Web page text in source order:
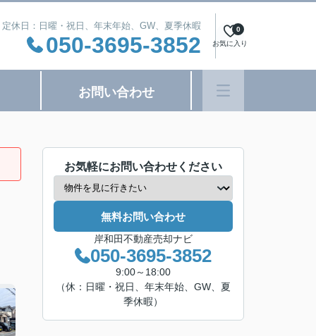
休日：日曜・祝日、年末年始、GW、夏季休暇
050-3695-3852 お気に入り
0
お問い合わせ
お気軽にお問い合わせください
無料お問い合わせ
岸和田不動産売却ナビ
050-3695-3852
9:00～18:00
（休：日曜・祝日、年末年始、GW、夏
季休暇）